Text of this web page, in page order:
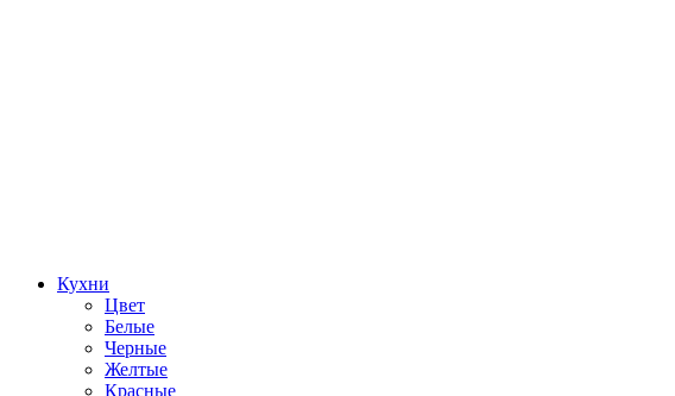
Кухни
Цвет
Белые
Черные
Желтые
Красные